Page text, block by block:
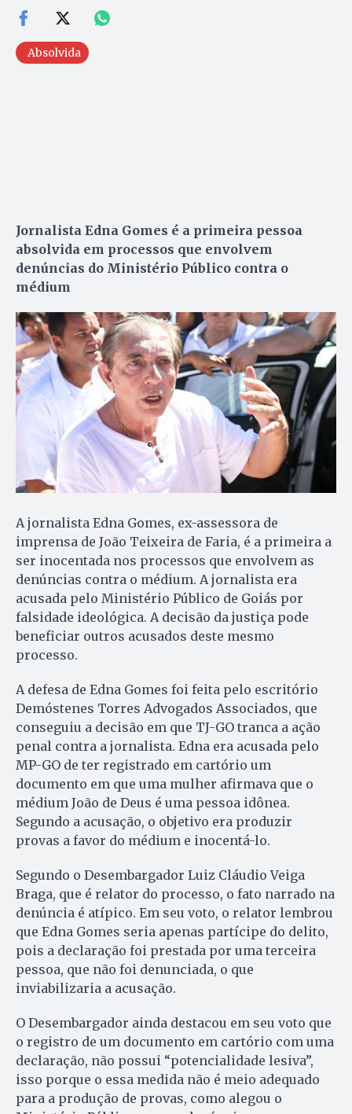
Absolvida
Jornalista Edna Gomes é a primeira pessoa
absolvida em processos que envolvem
denúncias do Ministério Público contra o
médium
A jornalista Edna Gomes, ex-assessora de
imprensa de João Teixeira de Faria, é a primeira a
ser inocentada nos processos que envolvem as
denúncias contra o médium. A jornalista era
acusada pelo Ministério Público de Goiás por
falsidade ideológica. A decisão da justiça pode
beneficiar outros acusados deste mesmo
processo.
A defesa de Edna Gomes foi feita pelo escritório
Demóstenes Torres Advogados Associados, que
conseguiu a decisão em que TJ-GO tranca a ação
penal contra a jornalista. Edna era acusada pelo
MP-GO de ter registrado em cartório um
documento em que uma mulher afirmava que o
médium João de Deus é uma pessoa idônea.
Segundo a acusação, o objetivo era produzir
provas a favor do médium e inocentá-lo.
Segundo o Desembargador Luiz Cláudio Veiga
Braga, que é relator do processo, o fato narrado na
denúncia é atípico. Em seu voto, o relator lembrou
que Edna Gomes seria apenas partícipe do delito,
pois a declaração foi prestada por uma terceira
pessoa, que não foi denunciada, o que
inviabilizaria a acusação.
O Desembargador ainda destacou em seu voto que
o registro de um documento em cartório com uma
declaração, não possui “potencialidade lesiva”,
isso porque o essa medida não é meio adequado
para a produção de provas, como alegou o